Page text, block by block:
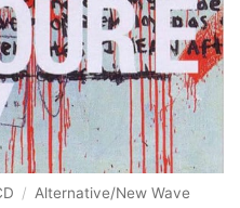
/ Alternative/New Wave